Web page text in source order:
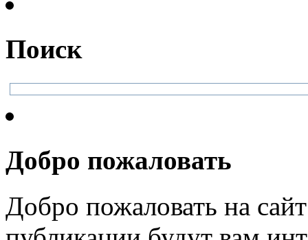
Поиск
Добро пожаловать
Добро пожаловать на